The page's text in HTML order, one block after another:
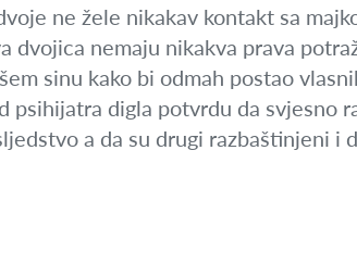
ne žele nikakav kontakt sa
dvojica nemaju nikakva prava
sinu kako bi odmah postao
psihijatra digla potvrdu da svjesno
a da su drugi razbaštinjeni i